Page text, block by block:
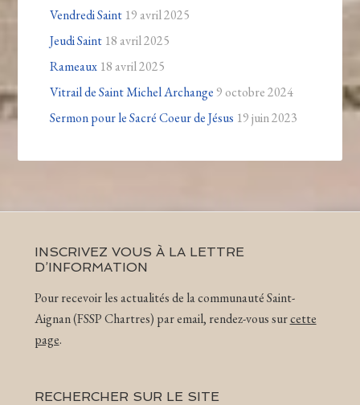
Vendredi Saint 19 avril 2025
Jeudi Saint 18 avril 2025
Rameaux 18 avril 2025
Vitrail de Saint Michel Archange 9 octobre 2024
Sermon pour le Sacré Coeur de Jésus 19 juin 2023
INSCRIVEZ VOUS À LA LETTRE
D’INFORMATION
Pour recevoir les actualités de la communauté Saint-
Aignan (FSSP Chartres) par email, rendez-vous surcette
page.
RECHERCHER SUR LE SITE